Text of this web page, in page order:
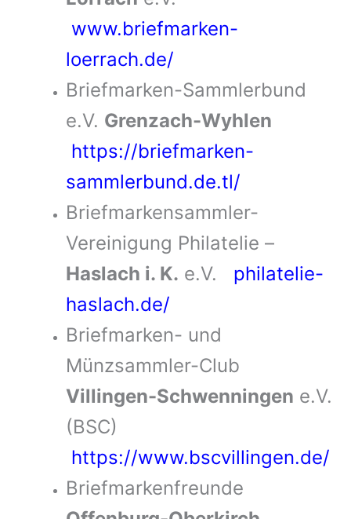
www.briefmarken-
loerrach.de/
Briefmarken-Sammlerbund
e.V. Grenzach-Wyhlen
https://briefmarken-
sammlerbund.de.tl/
Briefmarkensammler-
Vereinigung Philatelie –
Haslach i. K. e.V. philatelie-
haslach.de/
Briefmarken- und
Münzsammler-Club
Villingen-Schwenningen e.V.
(BSC)
https://www.bscvillingen.de/
Briefmarkenfreunde